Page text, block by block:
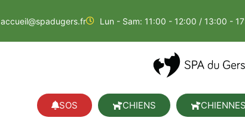
accueil@spadugers.fr Lun - Sam: 11:00 - 12:00 / 13:00 -
SOS CHIENS CHIENNES